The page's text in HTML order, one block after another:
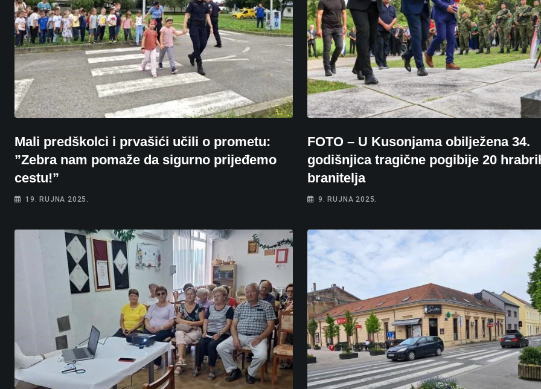
Mali predškolci i prvašići učili o prometu:
”Zebra nam pomaže da sigurno prijeđemo
cestu!”
19. RUJNA 2025.
FOTO – U Kusonjama obilježena 34.
godišnjica tragične pogibije 20
branitelja
9. RUJNA 2025.